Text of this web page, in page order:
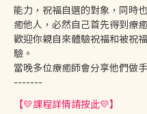
能力，祝福自選的對象，同時
癒他人，必然自己首先得到療
歡迎你親自來體驗祝福和被祝
驗。
當晚多位療癒師會分享他們做
-------
【💛課程詳情請按此💛】